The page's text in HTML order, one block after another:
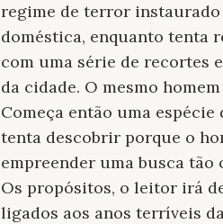
regime de terror instaurado
doméstica, enquanto tenta
com uma série de recortes
da cidade. O mesmo
Começa então uma
tenta descobrir porque o
empreender uma busca
Os propósitos, o leitor irá
ligados aos anos terríveis